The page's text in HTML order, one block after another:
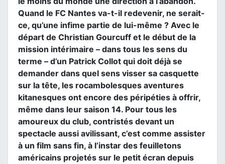
Quand le FC Nantes va-t-il redevenir, ne serait-
ce, qu’une infime partie de lui-même ? Avec le
départ de Christian Gourcuff et le début de la
mission intérimaire – dans tous les sens du
terme – d’un Patrick Collot qui doit déjà se
demander dans quel sens visser sa casquette
sur la tête, les rocambolesques aventures
kitanesques ont encore des péripéties à offrir,
même dans leur saison 14. Pour tous les
amoureux du club, contristés devant un
spectacle aussi avilissant, c’est comme assister
à un film sans fin, à l’instar des feuilletons
américains projetés sur le petit écran depuis